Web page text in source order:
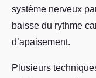
système nerveux
baisse du rythme
d’apaisement.
Plusieurs